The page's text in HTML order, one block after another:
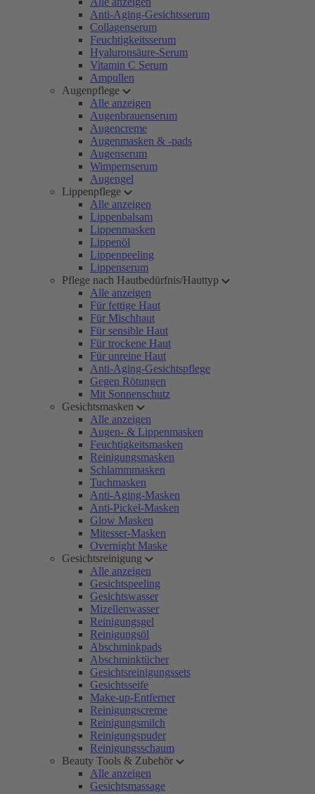
Anti-Aging-Gesichtsserum
Collagenserum
Feuchtigkeitsserum
Hyaluronsäure-Serum
Vitamin C Serum
Ampullen
Augenpflege
Alle anzeigen
Augenbrauenserum
Augencreme
Augenmasken & -pads
Augenserum
Wimpernserum
Augengel
Lippenpflege
Alle anzeigen
Lippenbalsam
Lippenmasken
Lippenöl
Lippenpeeling
Lippenserum
Pflege nach Hautbedürfnis/Hauttyp
Alle anzeigen
Für fettige Haut
Für Mischhaut
Für sensible Haut
Für trockene Haut
Für unreine Haut
Anti-Aging-Gesichtspflege
Gegen Rötungen
Mit Sonnenschutz
Gesichtsmasken
Alle anzeigen
Augen- & Lippenmasken
Feuchtigkeitsmasken
Reinigungsmasken
Schlammmasken
Tuchmasken
Anti-Aging-Masken
Anti-Pickel-Masken
Glow Masken
Mitesser-Masken
Overnight Maske
Gesichtsreinigung
Alle anzeigen
Gesichtspeeling
Gesichtswasser
Mizellenwasser
Reinigungsgel
Reinigungsöl
Abschminkpads
Abschminktücher
Gesichtsreinigungssets
Gesichtsseife
Make-up-Entferner
Reinigungscreme
Reinigungsmilch
Reinigungspuder
Reinigungsschaum
Beauty Tools & Zubehör
Alle anzeigen
Gesichtsmassage